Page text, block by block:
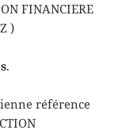
FINANCIERE
)
.
référence